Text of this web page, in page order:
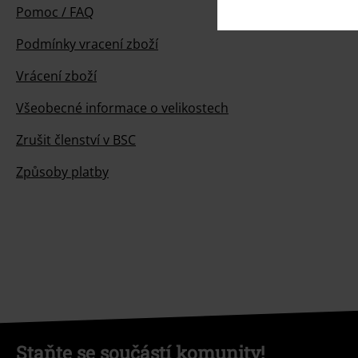
Pomoc / FAQ
Podmínky vracení zboží
Vrácení zboží
Všeobecné informace o velikostech
Zrušit členství v BSC
Způsoby platby
Staňte se součástí komunity!